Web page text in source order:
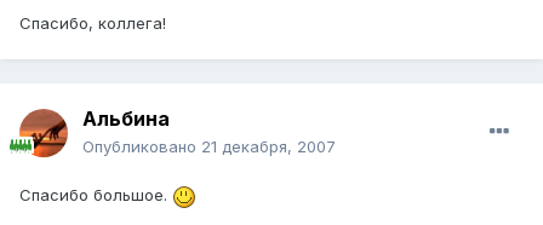
Спасибо, коллега!
Альбина
Опубликовано 21 декабря, 2007
Спасибо большое.